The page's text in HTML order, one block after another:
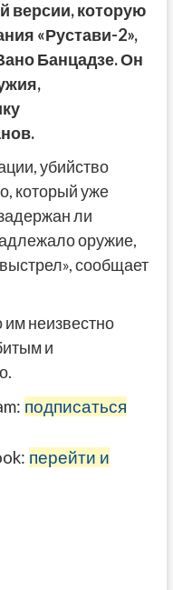
версии, которую
«Рустави-2»,
Банцадзе. Он
убийство
который уже
ли
оружие,
сообщает
им неизвестно
и
подписаться
перейти и